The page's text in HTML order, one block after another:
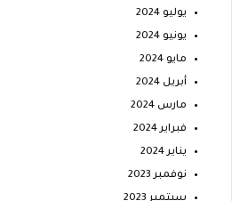
يوليو 2024
يونيو 2024
مايو 2024
أبريل 2024
مارس 2024
فبراير 2024
يناير 2024
نوفمبر 2023